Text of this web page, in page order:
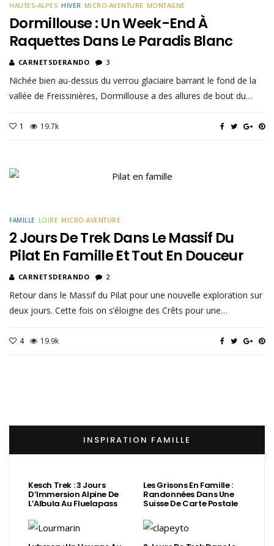
HAUTES-ALPES HIVER MICRO-AVENTURE MONTAGNE
Dormillouse : Un Week-End À
Raquettes Dans Le Paradis Blanc
CARNETSDERANDO 3
Nichée bien au-dessus du verrou glaciaire barrant le fond de la
vallée de Freissinières, Dormillouse a des allures de bout du…
1 19.7k
FAMILLE LOIRE MICRO-AVENTURE
2 Jours De Trek Dans Le Massif Du
Pilat En Famille Et Tout En Douceur
CARNETSDERANDO 2
Retour dans le Massif du Pilat pour une nouvelle exploration sur
deux jours. Cette fois on s’éloigne des Crêts pour une…
4 19.9k
INSPIRATION FAMILLE
Kesch Trek : 3 Jours
D’Immersion Alpine De
L’Albula Au Fluelapass
Les Grisons En Famille :
Randonnées Dans Une
Suisse De Carte Postale